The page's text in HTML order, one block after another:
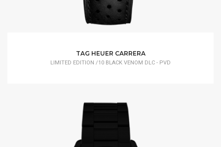
TAG HEUER CARRERA
LIMITED EDITION /10 BLACK VENOM DLC - PVD